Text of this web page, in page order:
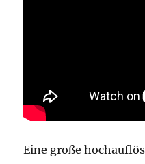
Eine große